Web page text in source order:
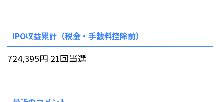
IPO収益累計（税金・手数料控除前）
724,395円 21回当選